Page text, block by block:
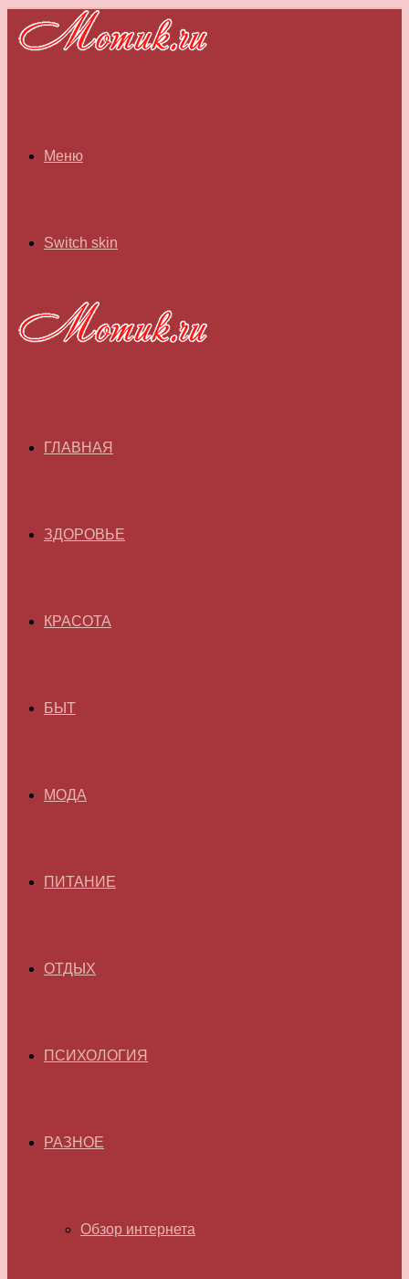
Меню
Switch skin
ГЛАВНАЯ
ЗДОРОВЬЕ
КРАСОТА
БЫТ
МОДА
ПИТАНИЕ
ОТДЫХ
ПСИХОЛОГИЯ
РАЗНОЕ
Обзор интернета